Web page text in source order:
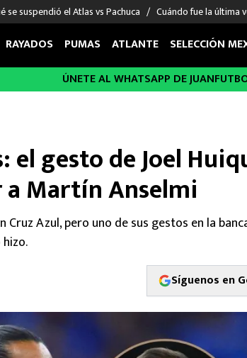
se suspendió el Atlas vs Pachuca Cuándo fue la última
EN EL EXTRANJERO
Giménez
Huescas
FIGURAS
Sergio Ramos
Giorgos Giakoumakis
André Jardine
RAYADOS PUMAS ATLANTE SELECCIÓN
ÚNETE AL WHATSAPP DE
el gesto de Joel
Martín Anselmi
Cruz Azul, pero uno de sus gestos en la
Síguenos en